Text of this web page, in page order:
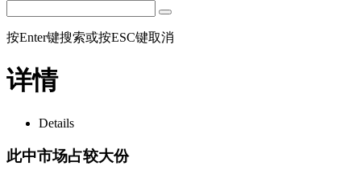
按Enter键搜索或按ESC键取消
详情
Details
此中市场占较大份